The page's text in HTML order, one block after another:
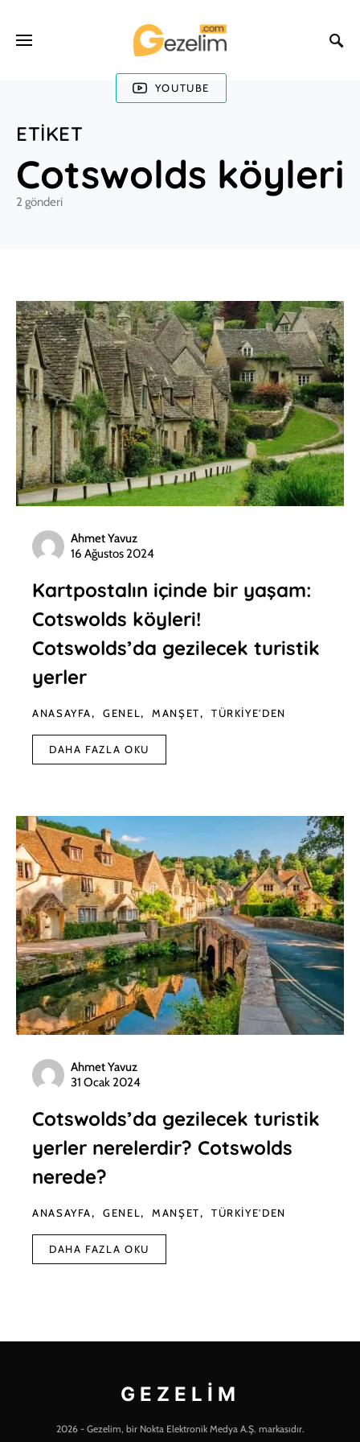
YOUTUBE
ETIKET
Cotswolds köyleri
2 gönderi
Ahmet Yavuz
16 Ağustos 2024
Kartpostalın içinde bir yaşam:
Cotswolds köyleri!
Cotswolds’da gezilecek turistik
yerler
ANASAYFA GENEL MANŞET TÜRKIYE'DEN
DAHA FAZLA OKU
Ahmet Yavuz
31 Ocak 2024
Cotswolds’da gezilecek turistik
yerler nerelerdir? Cotswolds
nerede?
ANASAYFA GENEL MANŞET TÜRKIYE'DEN
DAHA FAZLA OKU
GEZELIM
2026 - Gezelim, bir Nokta Elektronik Medya A.Ş. markasıdır.